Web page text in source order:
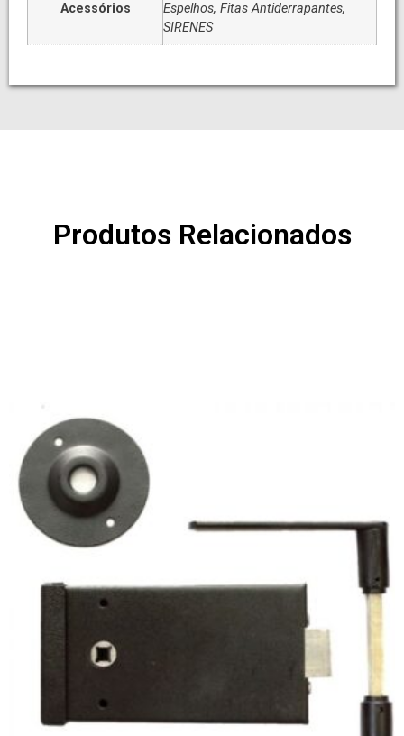
Acessórios
Espelhos, Fitas Antiderrapantes,
SIRENES
Produtos Relacionados